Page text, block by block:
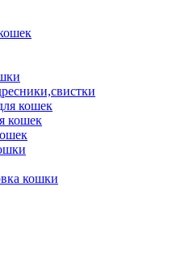
кошек
кошек
кошки